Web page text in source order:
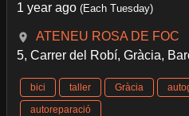
1 year ago (Each Tuesday)
ATENEU ROSA DE FOC
5, Carrer del Robí, Gràcia,
bici taller Gràcia
autoreparació